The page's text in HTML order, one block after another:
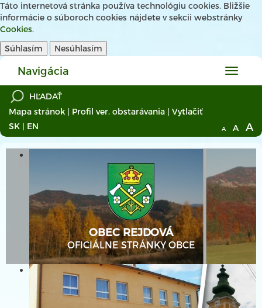
Táto internetová stránka používa technológiu cookies. Bližšie
informácie o súboroch cookies nájdete v sekcii webstránky
Cookies.
Súhlasím
Nesúhlasím
Hlavné
menu
Navigácia
Mapa stránok | Profil ver. obstarávania | Vytlačiť
SK | EN A A A
OBEC REJDOVÁ
OFICIÁLNE STRÁNKY OBCE